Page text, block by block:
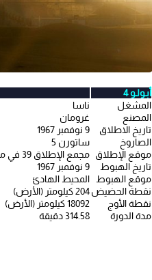
أبـولـو 4
المشغل
ناسا
المصنع
غرومان
تاريخ الاطلاق
9 نوفمبر 1967
الصاروخ
ساتورن 5
موقع الإطلاق مجمع الإطلاق 39 في مركز كينيدي للفضاء
تاريخ الهبوط
9 نوفمبر 1967
موقع الهبوط
المحيط الهادئ
نقطة الحضيض204 كيلومتر (الأرض)
نقطة الأوج
18092 كيلومتر (الأرض)
مدة الدورة
314.58 دقيقة